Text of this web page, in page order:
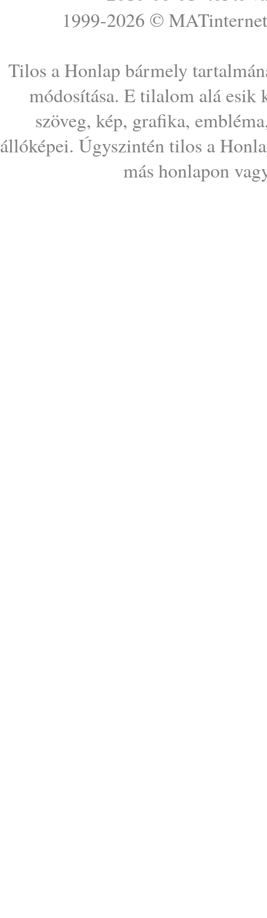
1999-2026 © MATinternet
Tilos a Honlap bármely
módosítása. E tilalom alá esik
szöveg, kép, grafika,
állóképei. Úgyszintén tilos a
más honlapon